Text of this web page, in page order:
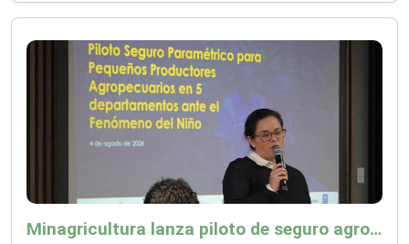
Minagricultura lanza piloto de seguro agropecuario por $9.625 millones para proteger a más de 14.000 pequeños productores contra riesgos del Fenómeno de El Niño